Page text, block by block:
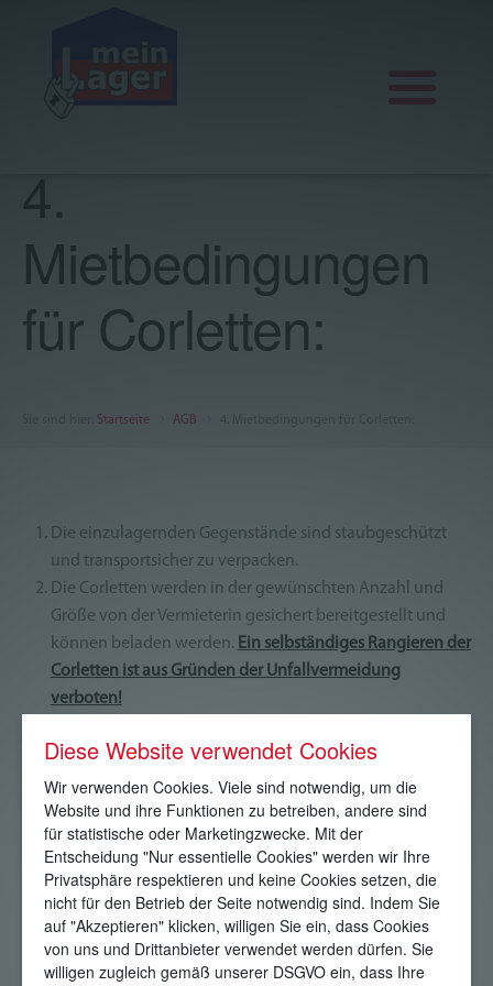
Aktuelles
Lagervarianten
Über uns
4.
Mietbedingungen
für Corletten:
Startseite AGB
Die einzulagernden Gegenstände sind staubgeschützt
und transportsicher zu verpacken.
Die Corletten werden in der gewünschten Anzahl und
Größe von der Vermieterin gesichert bereitgestellt und
können beladen werden. Ein selbständiges Rangieren der
Corletten ist aus Gründen der Unfallvermeidung
verboten!
gestellter Spanngurte am Rahmen so zu befestigen, dass
beim Transport ein Verrutschen vermieden wird und kein
Teil über das Gestänge und die Bodenplatte hinausragt.
Lange Gegenstände sind senkrecht stehend am Gestänge
zu befestigen, die nach oben bis zu 3,5 Meter, jedoch
nicht über die Grundfläche der Corlette hinausragen
können.
Die Anmietung der Corlette ist für die einmalige Ein- und
Auslagerung vorgesehen,unabhängig von der Laufzeit
Diese Website verwendet Cookies
Wir verwenden Cookies. Viele sind notwendig, um die
Website und ihre Funktionen zu betreiben, andere sind
für statistische oder Marketingzwecke. Mit der
Entscheidung "Nur essentielle Cookies" werden wir Ihre
Privatsphäre respektieren und keine Cookies setzen, die
nicht für den Betrieb der Seite notwendig sind. Indem Sie
auf "Akzeptieren" klicken, willigen Sie ein, dass Cookies
von uns und Drittanbieter verwendet werden dürfen. Sie
willigen zugleich gemäß unserer DSGVO ein, dass Ihre